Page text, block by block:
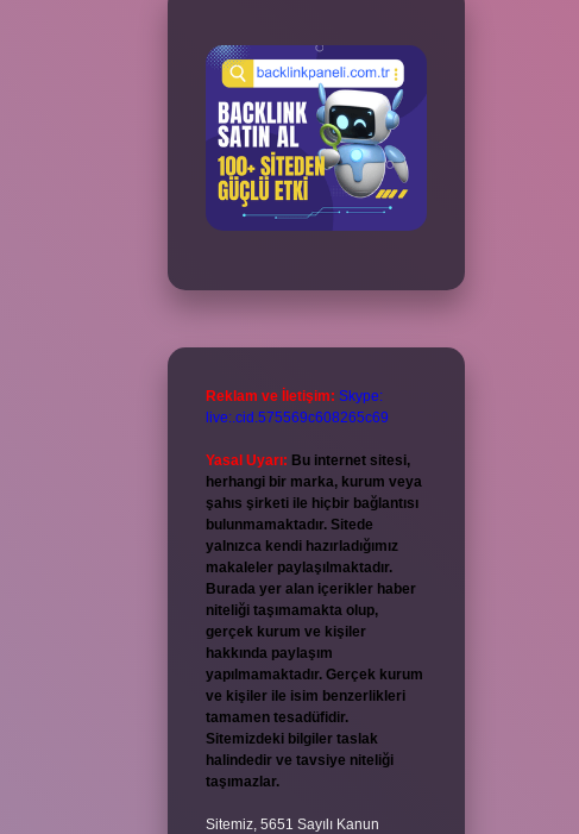
Reklam ve İletişim: Skype:
live:.cid.575569c608265c69
Yasal Uyarı: Bu internet sitesi,
herhangi bir marka, kurum veya
şahıs şirketi ile hiçbir bağlantısı
bulunmamaktadır. Sitede
yalnızca kendi hazırladığımız
makaleler paylaşılmaktadır.
Burada yer alan içerikler haber
niteliği taşımamakta olup,
gerçek kurum ve kişiler
hakkında paylaşım
yapılmamaktadır. Gerçek kurum
ve kişiler ile isim benzerlikleri
tamamen tesadüfidir.
Sitemizdeki bilgiler taslak
halindedir ve tavsiye niteliği
taşımazlar.
Sitemiz, 5651 Sayılı Kanun